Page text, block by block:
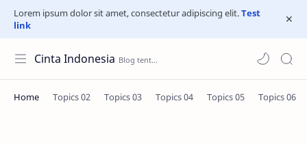
Lorem ipsum dolor sit amet, consectetur adipiscing elit.Test
link
Cinta Indonesia